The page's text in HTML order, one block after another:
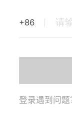
+86
登录遇到问题